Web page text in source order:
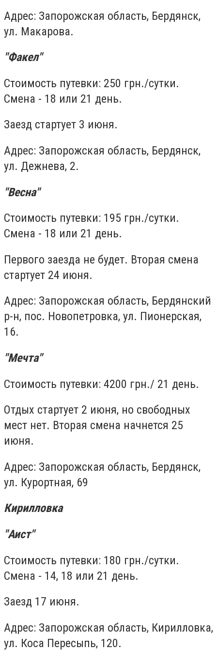
Адрес: Запорожская область, Бердянск,
ул. Макарова.
"Факел"
Стоимость путевки: 250 грн./сутки.
Смена - 18 или 21 день.
Заезд стартует 3 июня.
Адрес: Запорожская область, Бердянск,
ул. Дежнева, 2.
"Весна"
Стоимость путевки: 195 грн./сутки.
Смена - 18 или 21 день.
Первого заезда не будет. Вторая смена
стартует 24 июня.
Адрес: Запорожская область, Бердянский
р-н, пос. Новопетровка, ул. Пионерская,
16.
"Мечта"
Стоимость путевки: 4200 грн./ 21 день.
Отдых стартует 2 июня, но свободных
мест нет. Вторая смена начнется 25
июня.
Адрес: Запорожская область, Бердянск,
ул. Курортная, 69
Кирилловка
"Аист"
Стоимость путевки: 180 грн./сутки.
Смена - 14, 18 или 21 день.
Заезд 17 июня.
Адрес: Запорожская область, Кирилловка,
ул. Коса Пересыпь, 120.